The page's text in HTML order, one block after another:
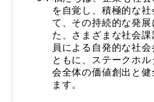
を自覚し、積極的な
て、その持続的な発展
た、さまざまな社会
員による自発的な社
ともに、ステークホ
会全体の価値創出と健
ます。